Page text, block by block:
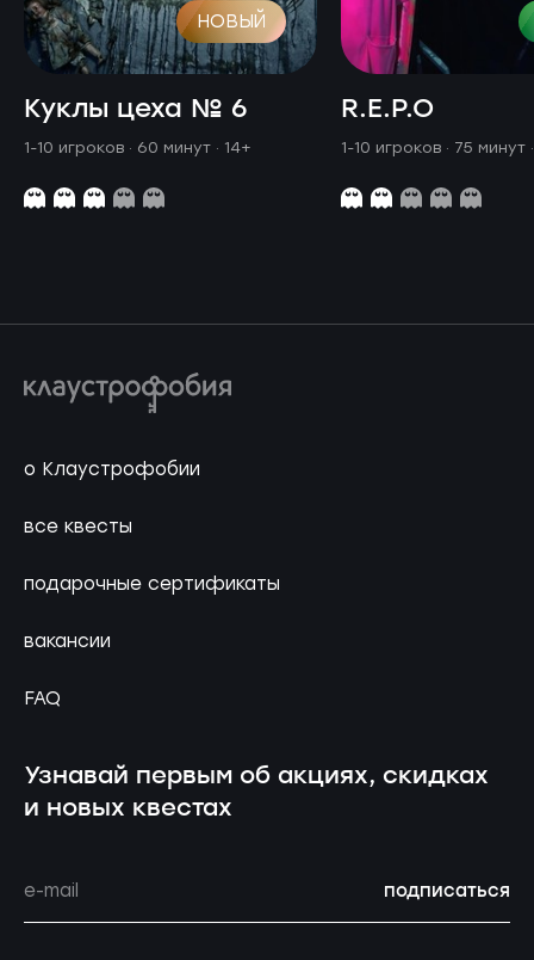
НОВЫЙ
Куклы цеха № 6
1-10 игроков · 60 минут · 14+
R.E.P.O
1-10 игроков · 75 минут
о Клаустрофобии
все квесты
подарочные сертификаты
вакансии
FAQ
Узнавай первым об акциях, скидках
и новых квестах
подписаться